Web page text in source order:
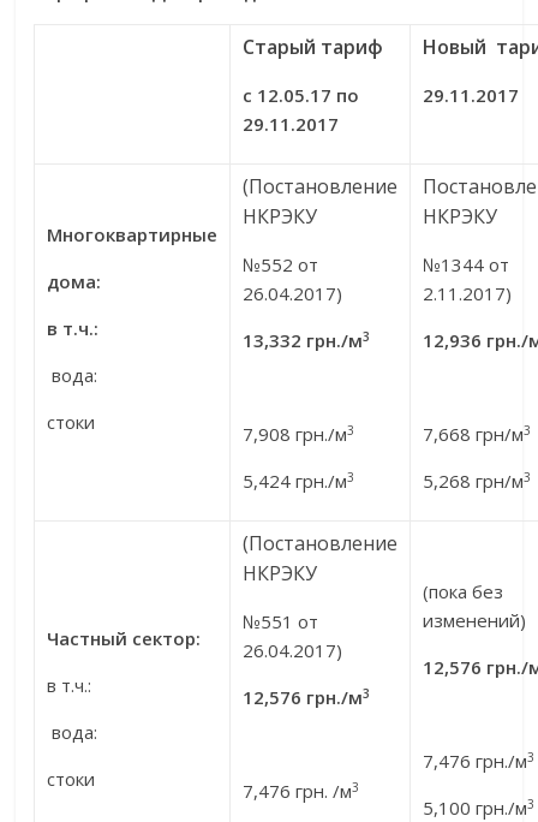
Старый тариф
с 12.05.17 по
29.11.2017
Новый
29.11.2017
Многоквартирные
дома:
в т.ч.:
­ вода:
­стоки
(Постановление
НКРЭКУ
№552 от
26.04.2017)
13,332 грн./м3
7,908 грн./м3
5,424 грн./м3
НКРЭКУ
№1344 от
2.11.2017)
12,936 грн./
7,668 грн/м3
5,268 грн/м3
Частный сектор:
в т.ч.:
­ вода:
­стоки
(Постановление
НКРЭКУ
№551 от
26.04.2017)
12,576 грн./м3
7,476 грн. /м3
(пока без
изменений)
12,576 грн./
7,476 грн./м3
5,100 грн./м3